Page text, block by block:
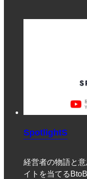
SpotlightS
経営者の物語と
イトを当てる